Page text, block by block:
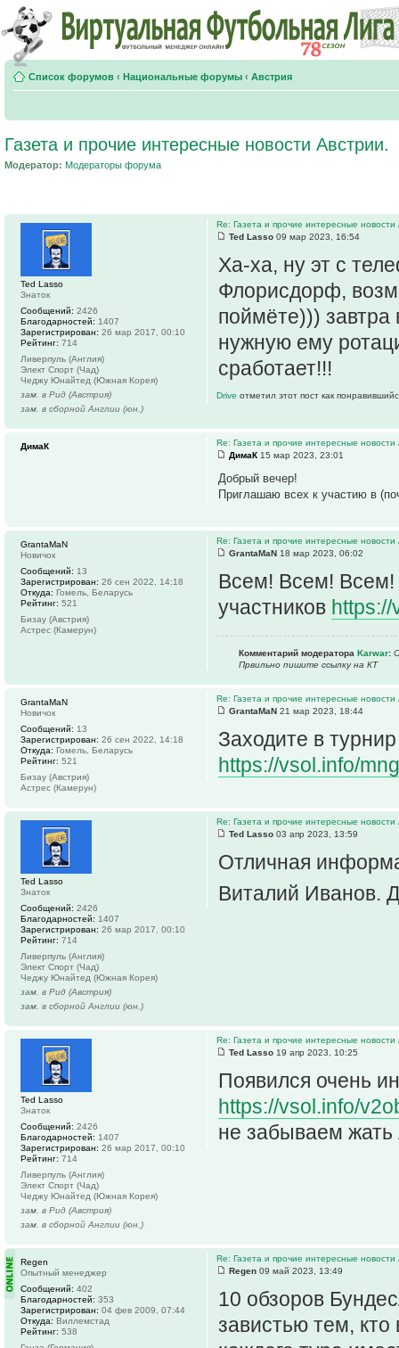
Список форумов ‹ Национальные форумы ‹ Австрия
Газета и прочие интересные новости Австрии.
Модератор: Модераторы форума
Re: Газета и прочие интересные новости
Ted Lasso 09 мар 2023, 16:54
Ха-ха, ну эт с
Флорисдорф,
поймёте)))
нужную ему
сработает!!!
Drive отметил этот пост как
Ted Lasso
Знаток
Сообщений: 2426
Благодарностей: 1407
Зарегистрирован: 26 мар 2017, 00:10
Рейтинг: 714
Ливерпуль (Англия)
Элект Спорт (Чад)
Чеджу Юнайтед (Южная Корея)
зам. в Рид (Австрия)
зам. в сборной Англии (юн.)
Re: Газета и прочие интересные новости
ДимаК 15 мар 2023, 23:01
Добрый вечер!
Приглашаю всех к участию в
ДимаК
Re: Газета и прочие интересные новости
GrantaMaN 18 мар 2023, 06:02
Всем! Всем! Всем!
участников https://
Комментарий модератора Karwar:
Првильно пишите ссылку на КТ
GrantaMaN
Новичок
Сообщений: 13
Зарегистрирован: 26 сен 2022, 14:18
Откуда: Гомель, Беларусь
Рейтинг: 521
Бизау (Австрия)
Астрес (Камерун)
Re: Газета и прочие интересные новости
GrantaMaN 21 мар 2023, 18:44
Заходите в
https://vsol.info/
GrantaMaN
Новичок
Сообщений: 13
Зарегистрирован: 26 сен 2022, 14:18
Откуда: Гомель, Беларусь
Рейтинг: 521
Бизау (Австрия)
Астрес (Камерун)
Re: Газета и прочие интересные новости
Ted Lasso 03 апр 2023, 13:59
Отличная
Виталий Иванов.
Ted Lasso
Знаток
Сообщений: 2426
Благодарностей: 1407
Зарегистрирован: 26 мар 2017, 00:10
Рейтинг: 714
Ливерпуль (Англия)
Элект Спорт (Чад)
Чеджу Юнайтед (Южная Корея)
зам. в Рид (Австрия)
зам. в сборной Англии (юн.)
Re: Газета и прочие интересные новости
Ted Lasso 19 апр 2023, 10:25
Появился очень
https://vsol.info/
не забываем жать
Ted Lasso
Знаток
Сообщений: 2426
Благодарностей: 1407
Зарегистрирован: 26 мар 2017, 00:10
Рейтинг: 714
Ливерпуль (Англия)
Элект Спорт (Чад)
Чеджу Юнайтед (Южная Корея)
зам. в Рид (Австрия)
зам. в сборной Англии (юн.)
Re: Газета и прочие интересные новости
Regen 09 май 2023, 13:49
10 обзоров
завистью тем,
Regen
Опытный менеджер
Сообщений: 402
Благодарностей: 353
Зарегистрирован: 04 фев 2009, 07:44
Откуда: Виллемстад
Рейтинг: 538